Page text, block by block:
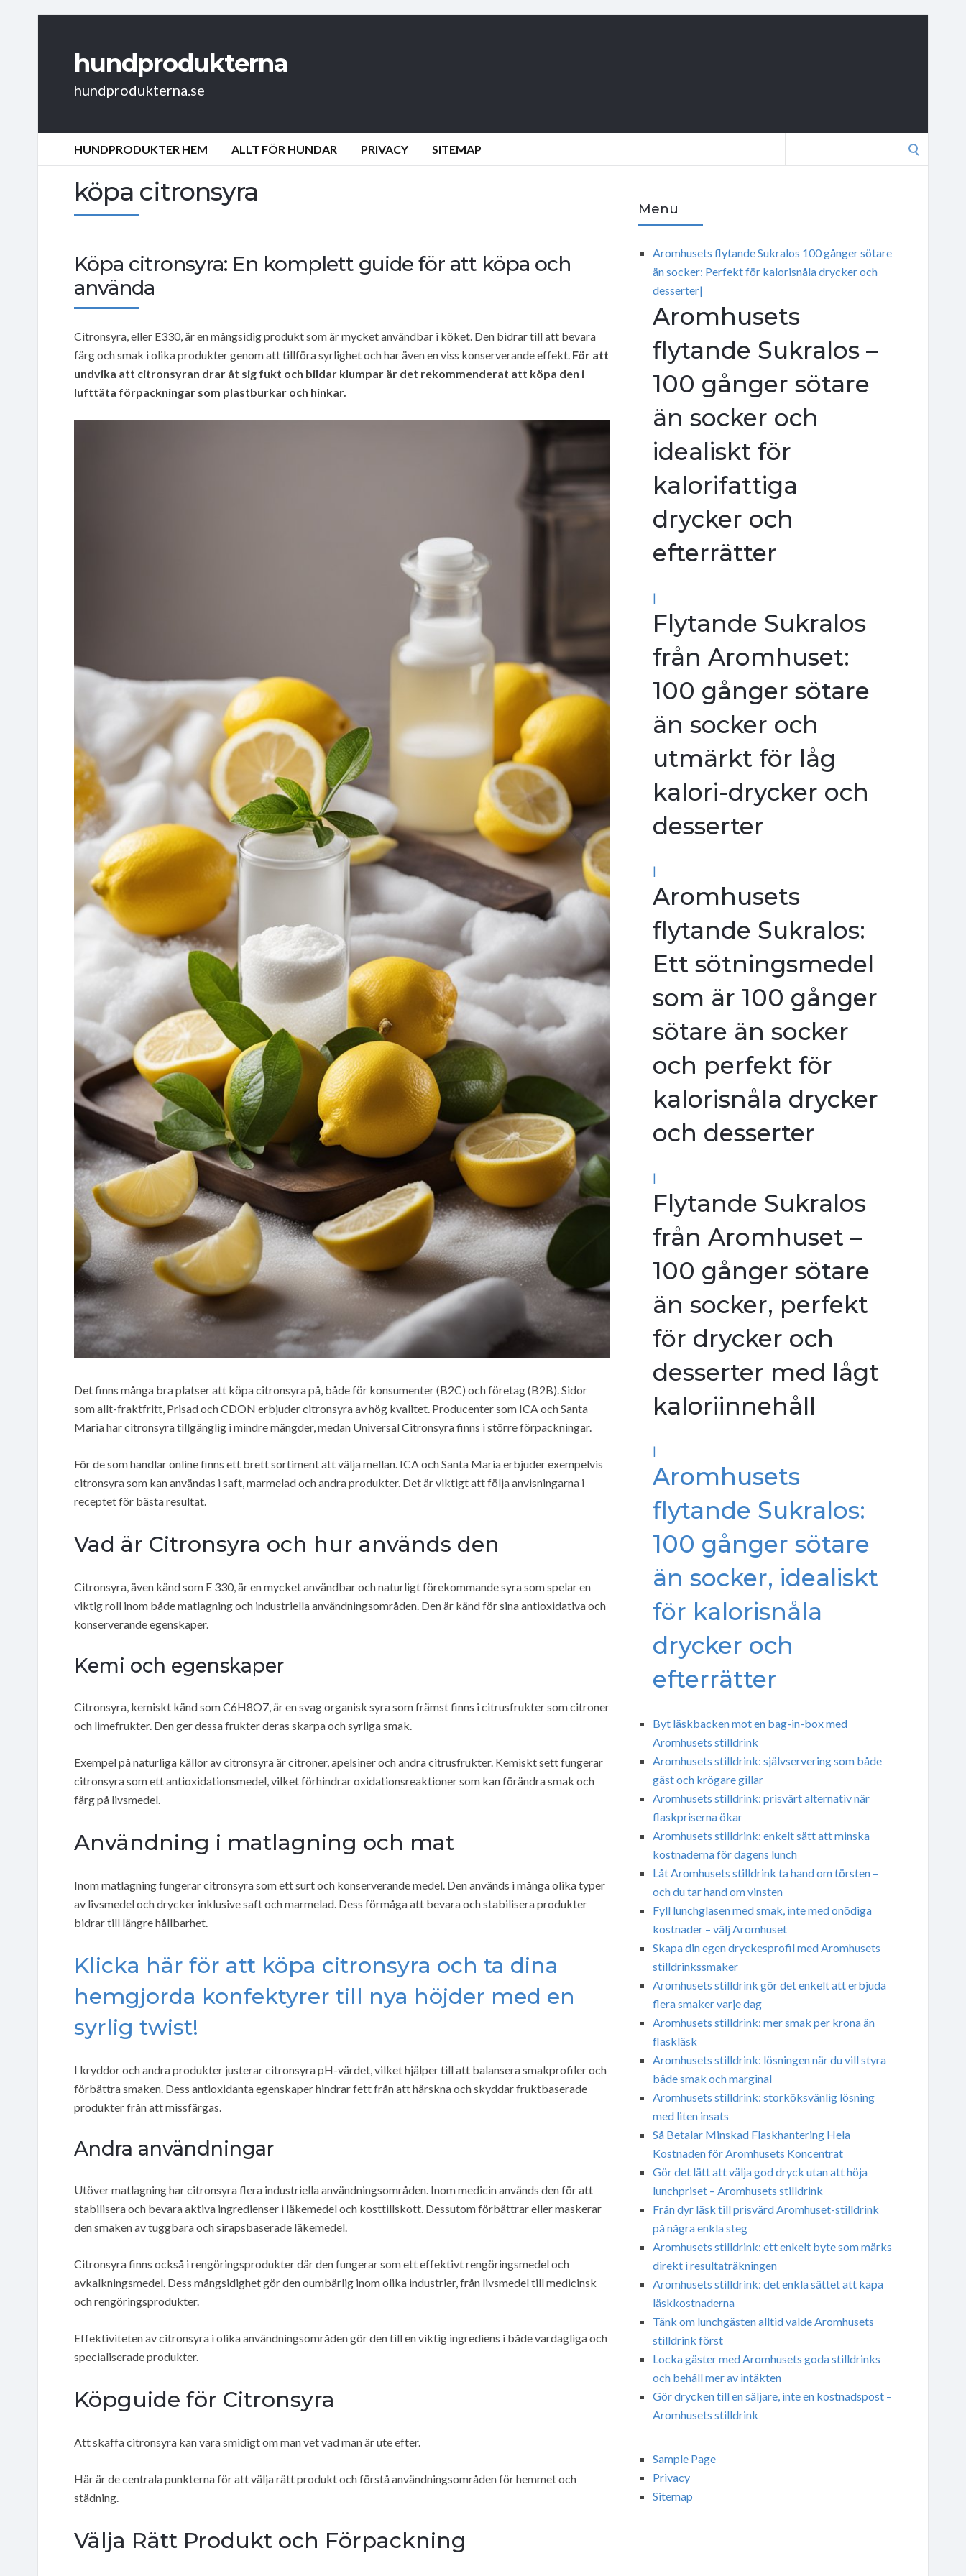
hundprodukterna
hundprodukterna.se
HUNDPRODUKTER HEM ALLT FÖR HUNDAR PRIVACY SITEMAP
köpa citronsyra
Köpa citronsyra: En komplett guide för att köpa och
använda
Citronsyra, eller E330, är en mångsidig produkt som är mycket användbar i köket. Den bidrar till att bevara
färg och smak i olika produkter genom att tillföra syrlighet och har även en viss konserverande effekt. För att
undvika att citronsyran drar åt sig fukt och bildar klumpar är det rekommenderat att köpa den i
lufttäta förpackningar som plastburkar och hinkar.
Det finns många bra platser att köpa citronsyra på, både för konsumenter (B2C) och företag (B2B). Sidor
som allt-fraktfritt, Prisad och CDON erbjuder citronsyra av hög kvalitet. Producenter som ICA och Santa
Maria har citronsyra tillgänglig i mindre mängder, medan Universal Citronsyra finns i större förpackningar.
För de som handlar online finns ett brett sortiment att välja mellan. ICA och Santa Maria erbjuder exempelvis
citronsyra som kan användas i saft, marmelad och andra produkter. Det är viktigt att följa anvisningarna i
receptet för bästa resultat.
Vad är Citronsyra och hur används den
Citronsyra, även känd som E 330, är en mycket användbar och naturligt förekommande syra som spelar en
viktig roll inom både matlagning och industriella användningsområden. Den är känd för sina antioxidativa och
konserverande egenskaper.
Kemi och egenskaper
Citronsyra, kemiskt känd som C6H8O7, är en svag organisk syra som främst finns i citrusfrukter som citroner
och limefrukter. Den ger dessa frukter deras skarpa och syrliga smak.
Exempel på naturliga källor av citronsyra är citroner, apelsiner och andra citrusfrukter. Kemiskt sett fungerar
citronsyra som ett antioxidationsmedel, vilket förhindrar oxidationsreaktioner som kan förändra smak och
färg på livsmedel.
Användning i matlagning och mat
Inom matlagning fungerar citronsyra som ett surt och konserverande medel. Den används i många olika typer
av livsmedel och drycker inklusive saft och marmelad. Dess förmåga att bevara och stabilisera produkter
bidrar till längre hållbarhet.
Klicka här för att köpa citronsyra och ta dina
hemgjorda konfektyrer till nya höjder med en
syrlig twist!
I kryddor och andra produkter justerar citronsyra pH-värdet, vilket hjälper till att balansera smakprofiler och
förbättra smaken. Dess antioxidanta egenskaper hindrar fett från att härskna och skyddar fruktbaserade
produkter från att missfärgas.
Andra användningar
Utöver matlagning har citronsyra flera industriella användningsområden. Inom medicin används den för att
stabilisera och bevara aktiva ingredienser i läkemedel och kosttillskott. Dessutom förbättrar eller maskerar
den smaken av tuggbara och sirapsbaserade läkemedel.
Citronsyra finns också i rengöringsprodukter där den fungerar som ett effektivt rengöringsmedel och
avkalkningsmedel. Dess mångsidighet gör den oumbärlig inom olika industrier, från livsmedel till medicinsk
och rengöringsprodukter.
Effektiviteten av citronsyra i olika användningsområden gör den till en viktig ingrediens i både vardagliga och
specialiserade produkter.
Köpguide för Citronsyra
Att skaffa citronsyra kan vara smidigt om man vet vad man är ute efter.
Här är de centrala punkterna för att välja rätt produkt och förstå användningsområden för hemmet och
städning.
Välja Rätt Produkt och Förpackning
Menu
Aromhusets flytande Sukralos 100 gånger sötare
än socker: Perfekt för kalorisnåla drycker och
desserter|
Aromhusets
flytande Sukralos –
100 gånger sötare
än socker och
idealiskt för
kalorifattiga
drycker och
efterrätter
|
Flytande Sukralos
från Aromhuset:
100 gånger sötare
än socker och
utmärkt för låg
kalori-drycker och
desserter
|
Aromhusets
flytande Sukralos:
Ett sötningsmedel
som är 100 gånger
sötare än socker
och perfekt för
kalorisnåla drycker
och desserter
|
Flytande Sukralos
från Aromhuset –
100 gånger sötare
än socker, perfekt
för drycker och
desserter med lågt
kaloriinnehåll
|
Aromhusets
flytande Sukralos:
100 gånger sötare
än socker, idealiskt
för kalorisnåla
drycker och
efterrätter
Byt läskbacken mot en bag-in-box med
Aromhusets stilldrink
Aromhusets stilldrink: självservering som både
gäst och krögare gillar
Aromhusets stilldrink: prisvärt alternativ när
flaskpriserna ökar
Aromhusets stilldrink: enkelt sätt att minska
kostnaderna för dagens lunch
Låt Aromhusets stilldrink ta hand om törsten –
och du tar hand om vinsten
Fyll lunchglasen med smak, inte med onödiga
kostnader – välj Aromhuset
Skapa din egen dryckesprofil med Aromhusets
stilldrinkssmaker
Aromhusets stilldrink gör det enkelt att erbjuda
flera smaker varje dag
Aromhusets stilldrink: mer smak per krona än
flaskläsk
Aromhusets stilldrink: lösningen när du vill styra
både smak och marginal
Aromhusets stilldrink: storköksvänlig lösning
med liten insats
Så Betalar Minskad Flaskhantering Hela
Kostnaden för Aromhusets Koncentrat
Gör det lätt att välja god dryck utan att höja
lunchpriset – Aromhusets stilldrink
Från dyr läsk till prisvärd Aromhuset-stilldrink
på några enkla steg
Aromhusets stilldrink: ett enkelt byte som märks
direkt i resultaträkningen
Aromhusets stilldrink: det enkla sättet att kapa
läskkostnaderna
Tänk om lunchgästen alltid valde Aromhusets
stilldrink först
Locka gäster med Aromhusets goda stilldrinks
och behåll mer av intäkten
Gör drycken till en säljare, inte en kostnadspost –
Aromhusets stilldrink
Sample Page
Privacy
Sitemap